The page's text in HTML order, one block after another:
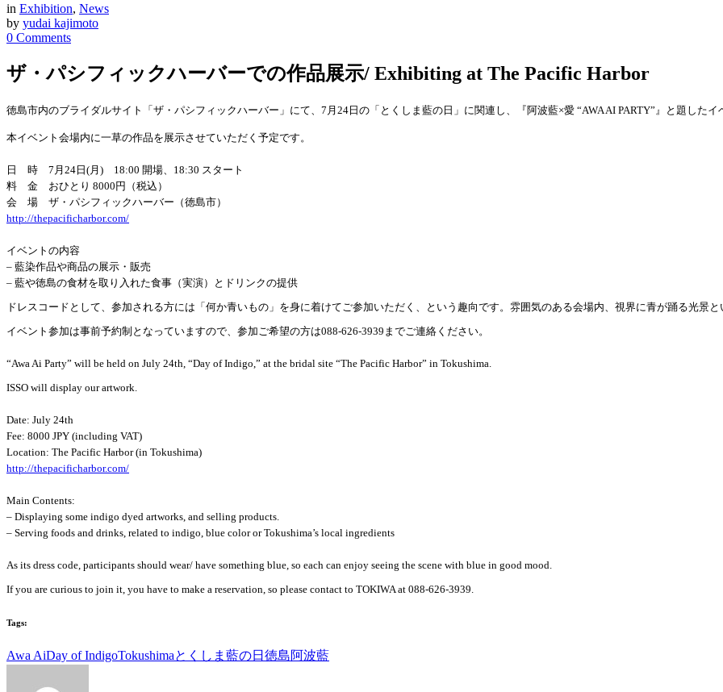
in Exhibition, News
by yudai kajimoto
0 Comments
ザ・パシフィックハーバーでの作品展示/ Exhibiting at The Pacific Harbor
徳島市内のブライダルサイト「ザ・パシフィックハーバー」にて、7月24日の「とくしま藍の日」に関連し、『阿波藍×愛 “AWA AI PARTY”』と題したイ
本イベント会場内に一草の作品を展示させていただく予定です。
日 時 7月24日(月) 18:00 開場、18:30 スタート
料 金 おひとり 8000円（税込）
会 場 ザ・パシフィックハーバー（徳島市）
http://thepacificharbor.com/
イベントの内容
– 藍染作品や商品の展示・販売
– 藍や徳島の食材を取り入れた食事（実演）とドリンクの提供
ドレスコードとして、参加される方には「何か青いもの」を身に着けてご参加いただく、という趣向です。雰囲気のある会場内、視界に青が踊る光景と
イベント参加は事前予約制となっていますので、参加ご希望の方は088-626-3939までご連絡ください。
“Awa Ai Party” will be held on July 24th, “Day of Indigo,” at the bridal site “The Pacific Harbor” in Tokushima.
ISSO will display our artwork.
Date: July 24th
Fee: 8000 JPY (including VAT)
Location: The Pacific Harbor (in Tokushima)
http://thepacificharbor.com/
Main Contents:
– Displaying some indigo dyed artworks, and selling products.
– Serving foods and drinks, related to indigo, blue color or Tokushima’s local ingredients
As its dress code, participants should wear/ have something blue, so each can enjoy seeing the scene with blue in good mood.
If you are curious to join it, you have to make a reservation, so please contact to TOKIWA at 088-626-3939.
Tags:
Awa AiDay of IndigoTokushimaとくしま藍の日 徳島阿波藍